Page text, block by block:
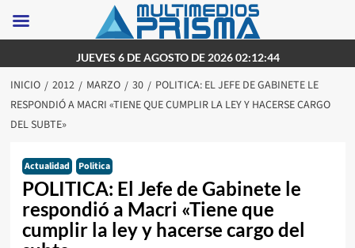
al
contenido
JUEVES 6 DE AGOSTO DE 2026 02:12:44
INICIO 2012 MARZO 30
POLITICA: EL JEFE DE GABINETE LE
RESPONDIÓ A MACRI «TIENE QUE CUMPLIR LA LEY Y HACERSE CARGO
DEL SUBTE»
Actualidad Politica
POLITICA: El Jefe de Gabinete le
respondió a Macri «Tiene que
cumplir la ley y hacerse cargo del